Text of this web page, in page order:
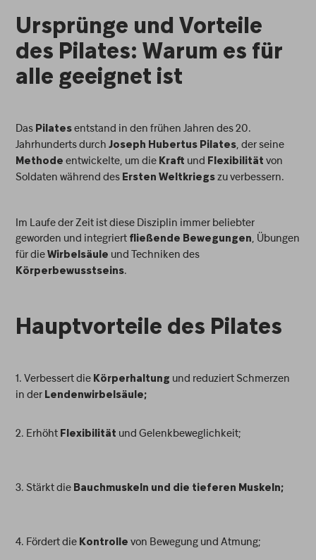
Ursprünge und Vorteile
des Pilates: Warum es für
alle geeignet ist
Das Pilates entstand in den frühen Jahren des 20.
Jahrhunderts durchJoseph Hubertus Pilates, der seine
Methode entwickelte, um die Kraft und Flexibilität von
Soldaten während des Ersten Weltkriegs zu verbessern.
Im Laufe der Zeit ist diese Disziplin immer beliebter
geworden und integriert fließende Bewegungen, Übungen
für dieWirbelsäule und Techniken des
Körperbewusstseins.
Hauptvorteile des Pilates
1. Verbessert die Körperhaltung und reduziert Schmerzen
in der Lendenwirbelsäule;
2. Erhöht Flexibilität und Gelenkbeweglichkeit;
3. Stärkt die Bauchmuskeln und die tieferen Muskeln;
4. Fördert die Kontrolle von Bewegung und Atmung;